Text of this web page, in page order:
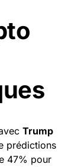
Trump
prédictions
47% pour